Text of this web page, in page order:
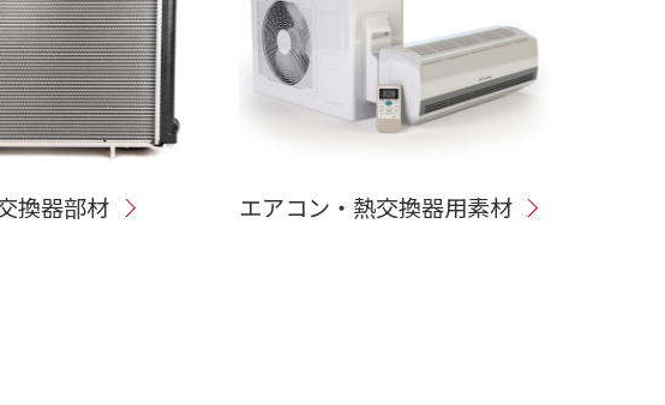
換器部材 エアコン・熱交換器用素材